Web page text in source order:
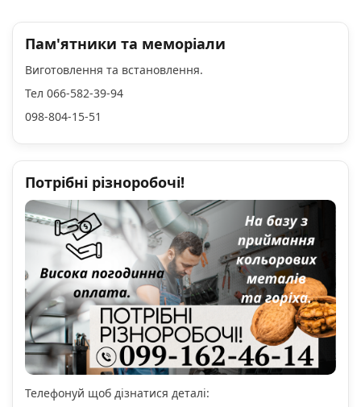
Пам'ятники та меморіали
Виготовлення та встановлення.
Тел 066-582-39-94
098-804-15-51
Потрібні різноробочі!
Телефонуй щоб дізнатися деталі: